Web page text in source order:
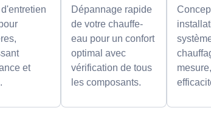
et
Dépannage rapide
de votre chauffe-
eau pour un confort
optimal avec
vérification de tous
les composants.